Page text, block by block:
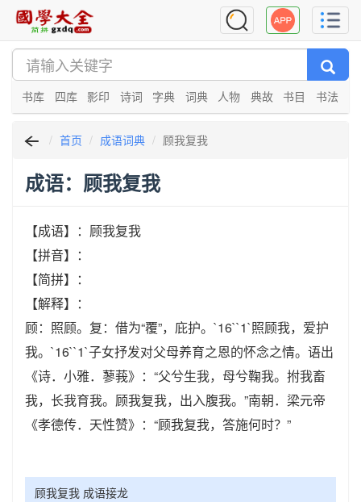
书库 四库 影印 诗词 字典 词典 人物 典故 书目 书法
首页 成语词典 顾我复我
成语：顾我复我
【成语】：顾我复我
【拼音】：
【简拼】：
【解释】：
顾：照顾。复：借为“覆”，庇护。`16``1`照顾我，爱护
我。`16``1`子女抒发对父母养育之恩的怀念之情。语出
《诗．小雅．蓼莪》：“父兮生我，母兮鞠我。拊我畜
我，长我育我。顾我复我，出入腹我。”南朝．梁元帝
《孝德传．天性赞》：“顾我复我，答施何时？”
顾我复我 成语接龙